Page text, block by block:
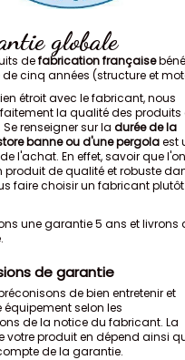
globale
defabrication française
cinq années (structure et
étroit avec le fabricant, nous
la qualité des produits
renseigner sur ladurée de la
banne ou d'une pergolaest
l'achat. En effet, savoir que
produit de qualité et robuste
faire choisir un fabricant
une garantie 5 ans et livrons
de garantie
de bien entretenir et
équipement selon les
de la notice du fabricant. La
votre produit en dépend ainsi
de la garantie.